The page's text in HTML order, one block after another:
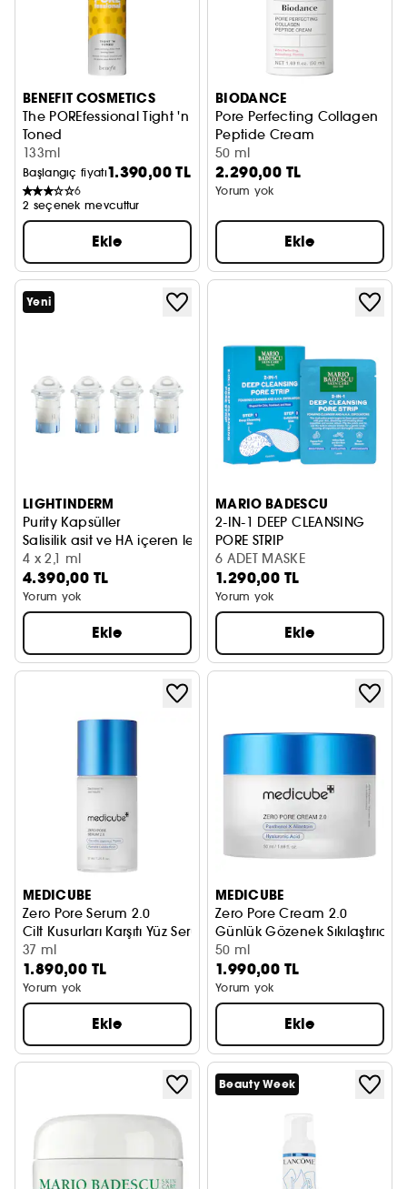
BENEFIT COSMETICS
The POREfessional Tight 'n
Toned
AHA + PHA Gözenek Küçültücü Tonik
133ml
Başlangıç fiyatı1.390,00 TL
6
2 seçenek mevcuttur
Ekle
BIODANCE
Pore Perfecting Collagen
Peptide Cream
Nemlendirici ve sıkılaştırıcı
50 ml
2.290,00 TL
Yorum yok
Ekle
Yeni
LIGHTINDERM
Purity Kapsüller
Salisilik asit ve HA içeren leke karşıtı serum
4 x 2,1 ml
4.390,00 TL
Yorum yok
Ekle
MARIO BADESCU
2-IN-1 DEEP CLEANSING
PORE STRIP
2’si 1 Arada Gözenek
6 ADET MASKE
1.290,00 TL
Yorum yok
Ekle
MEDICUBE
Zero Pore Serum 2.0
Cilt Kusurları Karşıtı Yüz Serumu
37 ml
1.890,00 TL
Yorum yok
Ekle
MEDICUBE
Zero Pore Cream 2.0
Günlük Gözenek Sıkılaştırıcı
50 ml
1.990,00 TL
Yorum yok
Ekle
Beauty Week